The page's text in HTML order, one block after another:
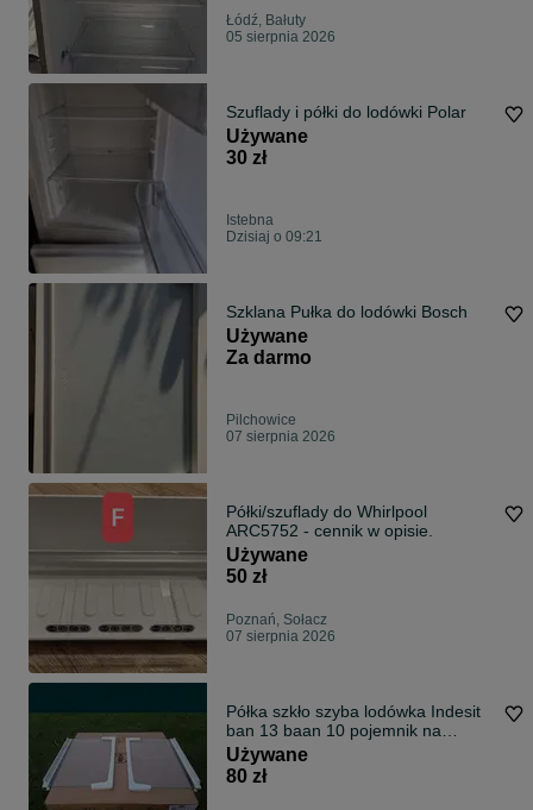
Łódź, Bałuty
05 sierpnia 2026
Szuflady i półki do lodówki Polar
Używane
30 zł
Istebna
Dzisiaj o 09:21
Szklana Pułka do lodówki Bosch
Używane
Za darmo
Pilchowice
07 sierpnia 2026
Półki/szuflady do Whirlpool
ARC5752 - cennik w opisie.
Używane
50 zł
Poznań, Sołacz
07 sierpnia 2026
Półka szkło szyba lodówka Indesit
ban 13 baan 10 pojemnik na
warzywa
Używane
80 zł